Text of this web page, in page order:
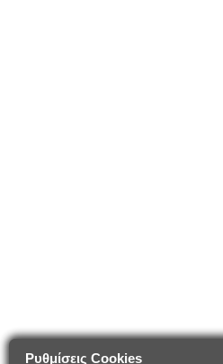
Ρυθμίσεις Cookies